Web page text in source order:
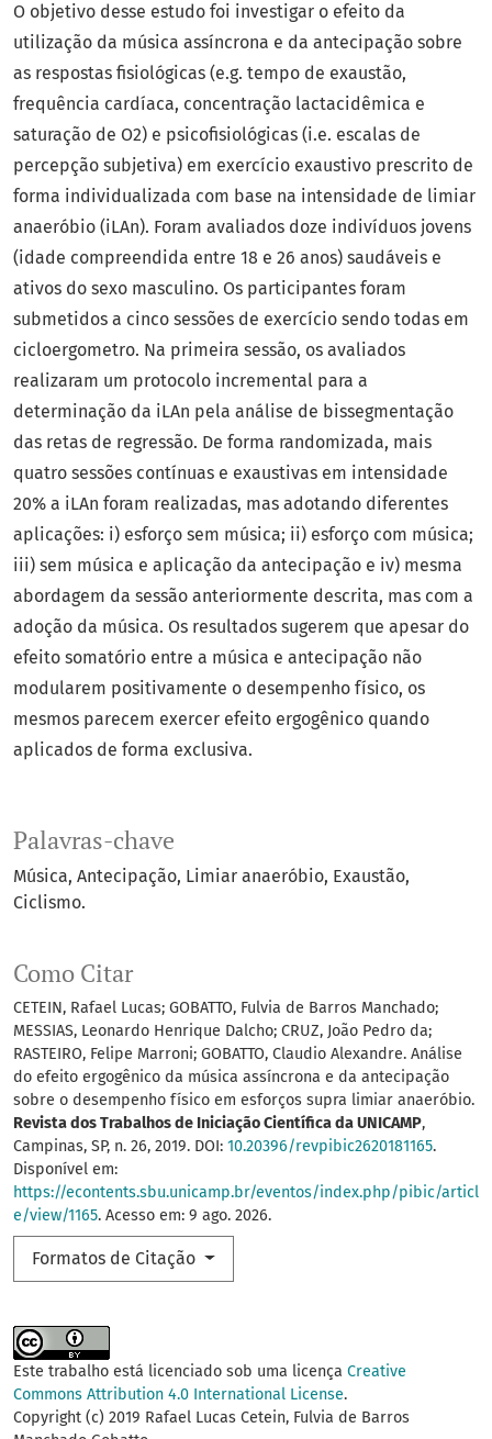
Palavras-chave
Música Antecipação Limiar anaeróbio Exaustão
Ciclismo.
Como Citar
CETEIN, Rafael Lucas; GOBATTO, Fulvia de Barros Manchado;
MESSIAS, Leonardo Henrique Dalcho; CRUZ, João Pedro da;
RASTEIRO, Felipe Marroni; GOBATTO, Claudio Alexandre. Análise
do efeito ergogênico da música assíncrona e da antecipação
sobre o desempenho físico em esforços supra limiar anaeróbio.
Revista dos Trabalhos de Iniciação Científica da UNICAMP,
Campinas, SP, n. 26, 2019. DOI: 10.20396/revpibic2620181165.
Disponível em:
https://econtents.sbu.unicamp.br/eventos/index.php/pibic/articl
e/view/1165. Acesso em: 9 ago. 2026.
Formatos de Citação
O objetivo desse estudo foi investigar o efeito da
utilização da música assíncrona e da antecipação sobre
as respostas fisiológicas (e.g. tempo de exaustão,
frequência cardíaca, concentração lactacidêmica e
saturação de O2) e psicofisiológicas (i.e. escalas de
percepção subjetiva) em exercício exaustivo prescrito de
forma individualizada com base na intensidade de limiar
anaeróbio (iLAn). Foram avaliados doze indivíduos jovens
(idade compreendida entre 18 e 26 anos) saudáveis e
ativos do sexo masculino. Os participantes foram
submetidos a cinco sessões de exercício sendo todas em
cicloergometro. Na primeira sessão, os avaliados
realizaram um protocolo incremental para a
determinação da iLAn pela análise de bissegmentação
das retas de regressão. De forma randomizada, mais
quatro sessões contínuas e exaustivas em intensidade
20% a iLAn foram realizadas, mas adotando diferentes
aplicações: i) esforço sem música; ii) esforço com música;
iii) sem música e aplicação da antecipação e iv) mesma
abordagem da sessão anteriormente descrita, mas com a
adoção da música. Os resultados sugerem que apesar do
efeito somatório entre a música e antecipação não
modularem positivamente o desempenho físico, os
mesmos parecem exercer efeito ergogênico quando
aplicados de forma exclusiva.
Este trabalho está licenciado sob uma licença Creative
Commons Attribution 4.0 International License.
Copyright (c) 2019 Rafael Lucas Cetein, Fulvia de Barros